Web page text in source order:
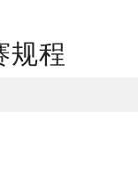
规程